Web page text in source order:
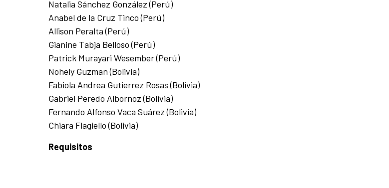
Natalia Sánchez González (Perú)
Anabel de la Cruz Tinco (Perú)
Allison Peralta (Perú)
Gianine Tabja Belloso (Perú)
Patrick Murayari Wesember (Perú)
Nohely Guzman (Bolivia)
Fabiola Andrea Gutierrez Rosas (Bolivia)
Gabriel Peredo Albornoz (Bolivia)
Fernando Alfonso Vaca Suárez (Bolivia)
Chiara Flagiello (Bolivia)
Requisitos